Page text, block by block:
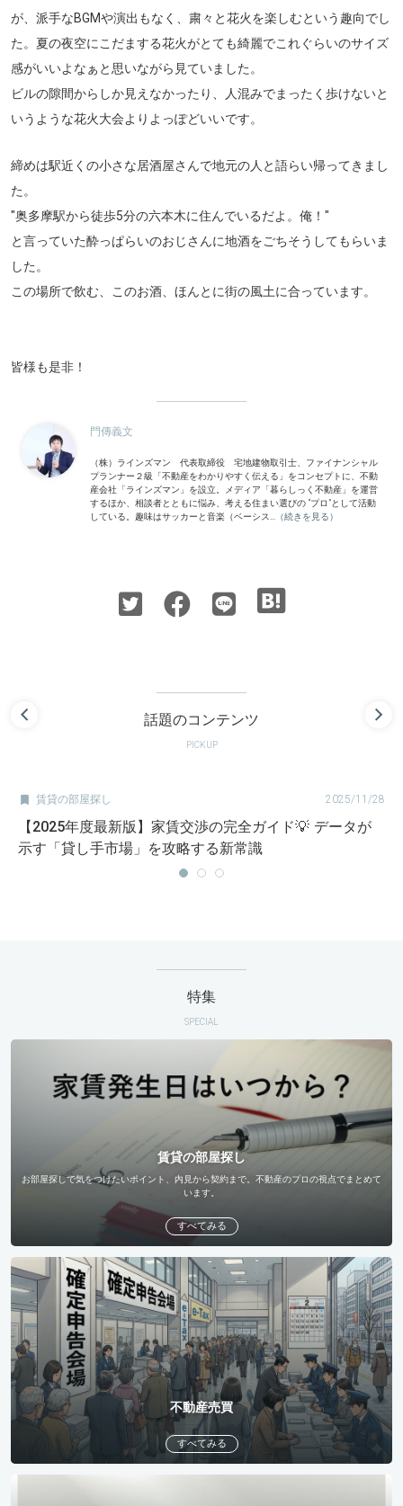
が、派手なBGMや演出もなく、粛々と花火を楽しむという趣向でし
た。夏の夜空にこだまする花火がとても綺麗でこれぐらいのサイズ
感がいいよなぁと思いながら見ていました。
ビルの隙間からしか見えなかったり、人混みでまったく歩けないと
いうような花火大会よりよっぽどいいです。
締めは駅近くの小さな居酒屋さんで地元の人と語らい帰ってきまし
た。
"奥多摩駅から徒歩5分の六本木に住んでいるだよ。俺！"
と言っていた酔っぱらいのおじさんに地酒をごちそうしてもらいま
した。
この場所で飲む、このお酒、ほんとに街の風土に合っています。
皆様も是非！
門傳義文
（株）ラインズマン 代表取締役 宅地建物取引士、ファイナンシャル
プランナー２級「不動産をわかりやすく伝える」をコンセプトに、不動
産会社「ラインズマン」を設立。メディア「暮らしっく不動産」を運営
するほか、相談者とともに悩み、考える住まい選びの “プロ”として活動
している。趣味はサッカーと音楽（ベーシス...
（続きを見る）
話題のコンテンツ
PICKUP
 賃貸の部屋探し 2025/11/28
【2025年度最新版】家賃交渉の完全ガイド💡 データが
示す「貸し手市場」を攻略する新常識
特集
SPECIAL
賃貸の部屋探し
お部屋探しで気をつけたいポイント、内見から契約まで。不動産のプロの視点でまとめて
います。
すべてみる
不動産売買
すべてみる